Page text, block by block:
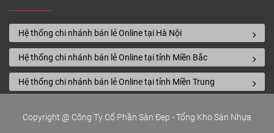
Hệ thống chi nhánh bán lẻ Online tại Hà Nội
Hệ thống chi nhánh bán lẻ Online tại tỉnh Miền Bắc
Hệ thống chi nhánh bán lẻ Online tại tỉnh Miền Trung
Copyright @ Công Ty Cổ Phần Sàn Đẹp - Tổng Kho Sàn Nhựa